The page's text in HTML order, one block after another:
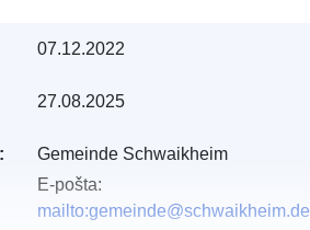
07.12.2022
27.08.2025
Gemeinde Schwaikheim
E-pošta:
mailto:gemeinde@schwaikheim.de